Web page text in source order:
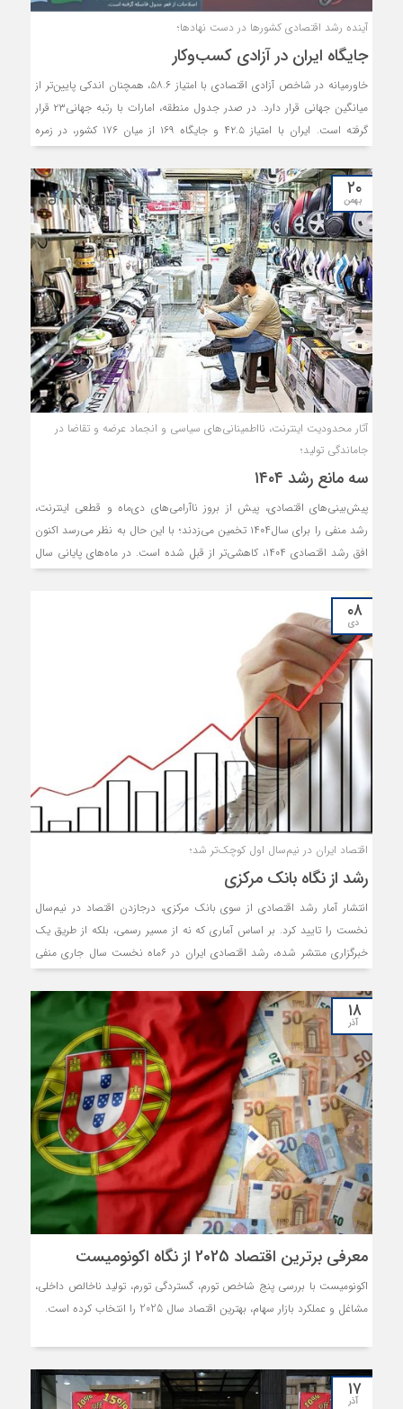
آینده رشد اقتصادی کشورها در دست نهادها؛
جایگاه ایران در آزادی کسب‌وکار
خاورمیانه در شاخص آزادی اقتصادی با امتیاز ۵۸.۶، همچنان اندکی پایین‌تر از
میانگین جهانی قرار دارد. در صدر جدول منطقه، امارات با رتبه جهانی۲۳ قرار
گرفته است. ایران با امتیاز ۴۲.۵ و جایگاه ۱۶۹ از میان ۱۷۶ کشور، در زمره
۲۰
بهمن
آثار محدودیت اینترنت، نااطمینانی‌های سیاسی و انجماد عرضه و تقاضا در
جاماندگی تولید؛
سه مانع رشد ۱۴۰۴
پیش‌بینی‌های اقتصادی، پیش از بروز ناآرامی‌های دی‌ماه و قطعی اینترنت،
رشد منفی را برای سال۱۴۰۴ تخمین می‌زدند؛ با این حال به نظر می‌رسد اکنون
افق رشد اقتصادی ۱۴۰۴، کاهشی‌تر از قبل شده است. در ماه‌های پایانی سال
۱۴۰۴، سه تهدید وضعیت رشد اقتصادی را تحت‌تاثیر خود قرار داده است:
قطعی اینترنت، نااطمینانی‌های سیاسی و خارجی و انفعال تقاضا در جامعه.
قطعی ۲۰روزه اینترنت در جریان ناآرامی‌ها ضربه شدیدی به اقتصاد دیجیتال
زد. پژوهش‌های بین‌المللی نیز نشان می‌دهد قطع اینترنت می‌تواند در
کوتاه‌مدت تا حدود ۲۵درصد از حجم فعالیت‌های اقتصادی بکاهد. از سوی
دیگر، ابهام در سیاست خارجی و احتمال تشدید محدودیت‌های تجارت ایران با
شرکا، باعث سردرگمی بنگاه‌ها شده است. همچنین فشار روانی و اقتصادی
پس از ناآرامی‌ها نیز، موجب کاهش مصرف خانوارها شده و تقاضای موثر را
پایین آورده است. همزمانی این سه عامل، چشم‌انداز رشد و بازار کار را مبهم
کرده است. با این حال، گشایش‌ها در سیاست خارجی و ثبات ارزی ممکن
است این افق را تا حدودی تغییر دهد.
۰۸
دی
اقتصاد ایران در نیم‌سال اول کوچک‌تر شد؛
رشد از نگاه بانک‌ مرکزی
انتشار آمار رشد اقتصادی از سوی بانک مرکزی، درجا‌زدن اقتصاد در نیم‌سال
نخست را تایید کرد. بر اساس آماری که نه از مسیر رسمی، بلکه از طریق یک
خبرگزاری منتشر شده، رشد اقتصادی ایران در ۶ماه نخست سال جاری منفی
۰.۶درصد ثبت شده است؛ رشد اقتصادی بدون نفت نیز در محدوده
منفی۰.۸درصد قرار گرفته است. این ارقام از تداوم رکود در بخش‌های واقعی
اقتصاد حکایت دارد. کارشناسان ریسک سیاست خارجی و عدم ثبات اقتصاد
کلان را عامل بروز این وضعیت می‌دانند.
۱۸
آذر
معرفی برترین اقتصاد 2025 از نگاه اکونومیست
اکونومیست با بررسی پنج شاخص تورم، گستردگی تورم، تولید ناخالص داخلی،
مشاغل و عملکرد بازار سهام، بهترین اقتصاد سال 2025 را انتخاب کرده است.
۱۷
آذر